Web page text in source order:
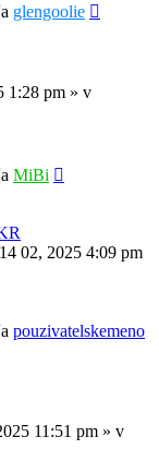
glengoolie
1:28 pm » v
MiBi
02, 2025 4:09 pm
pouzivatelskemeno
11:51 pm » v